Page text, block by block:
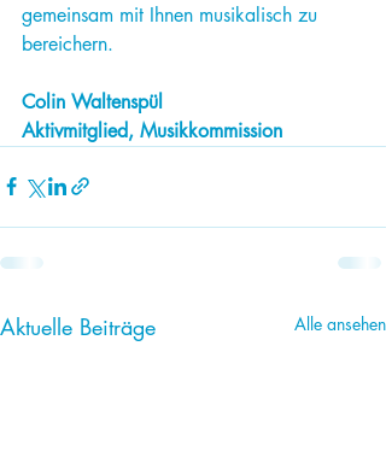
gemeinsam mit Ihnen musikalisch zu
bereichern.
Colin Waltenspül
Aktivmitglied, Musikkommission
Aktuelle Beiträge Alle ansehen